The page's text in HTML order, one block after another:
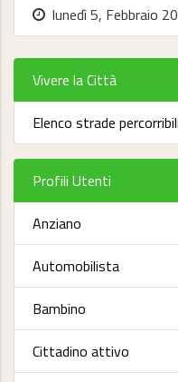
lunedì 5, Febbraio
Vivere la Città
Elenco strade
Profili Utenti
Anziano
Automobilista
Bambino
Cittadino attivo